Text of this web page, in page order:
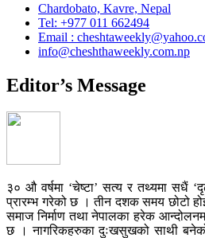
Chardobato, Kavre, Nepal
Tel: +977 011 662494
Email :
info@cheshthaweekly.com.np
Editor’s Message
३० औ वर्षमा ‘चेष्टा’ सत्य र तथ्यमा सधैं
प्रारम्भ गरेको छ । तीन दशक समय छोटो
समाज निर्माण तथा नेपालका हरेक
छ । नागरिकहरुका दुःखसुखको साथी